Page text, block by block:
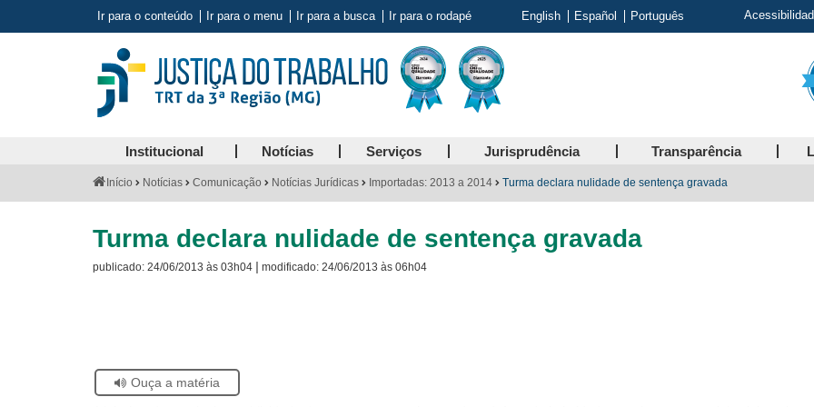
Ir para o conteúdo Ir para o menu Ir para a busca Ir para o rodapé English Español Português
Institucional Notícias Serviços Jurisprudência Transparência
VocêInício Notícias Comunicação Notícias Jurídicas Importadas: 2013 a 2014 Turma declara nulidade de sentença gravada
Turma declara nulidade de sentença gravada
publicado: 24/06/2013 às 03h04 | modificado: 24/06/2013 às 06h04
Acervo
Histórico
Se
estiver
Ouça a matéria